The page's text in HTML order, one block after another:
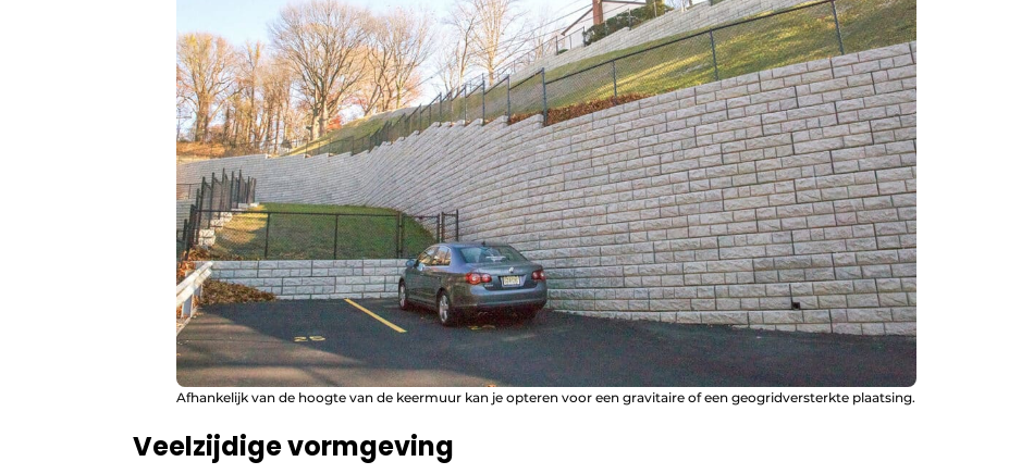
Afhankelijk van de hoogte van de keermuur kan je opteren voor een gravitaire of een geogridversterkte plaatsing.
Veelzijdige vormgeving